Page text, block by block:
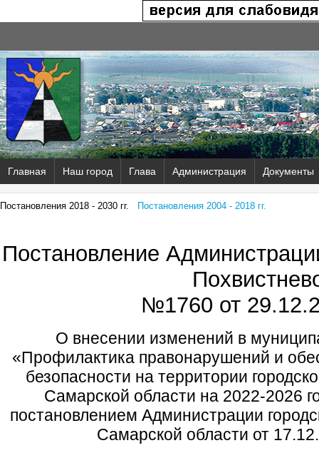
Главная Наш город Глава Администрация Документы
Постановления 2018 - 2030 гг. Постановления 2004 - 2018 гг.
Постановление
№1760 от
О внесении изменений в
«Профилактика правонарушений и
безопасности на территории
Самарской области на 2022-2026
постановлением Администрации
Самарской области от